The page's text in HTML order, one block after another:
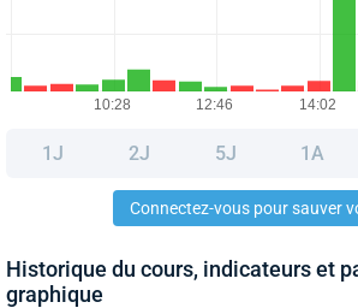
1J 2J 5J 1A
Connectez-vous pour sauver
Historique du cours, indicateurs et
graphique